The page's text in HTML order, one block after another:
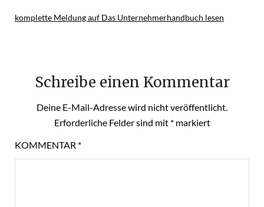
komplette Meldung auf Das Unternehmerhandbuch lesen
Schreibe einen Kommentar
Deine E-Mail-Adresse wird nicht veröffentlicht.
Erforderliche Felder sind mit *markiert
KOMMENTAR *